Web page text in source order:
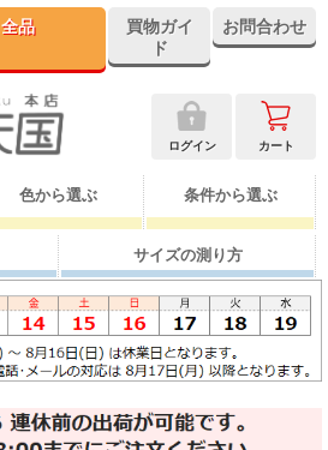
全品
買物ガイ
ド
お問合わせ
ログイン カート
色から選ぶ 条件から選ぶ
サイズの測り方